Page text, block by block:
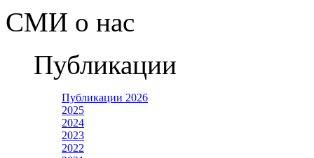
СМИ о нас
Публикации
Публикации 2026
2025
2024
2023
2022